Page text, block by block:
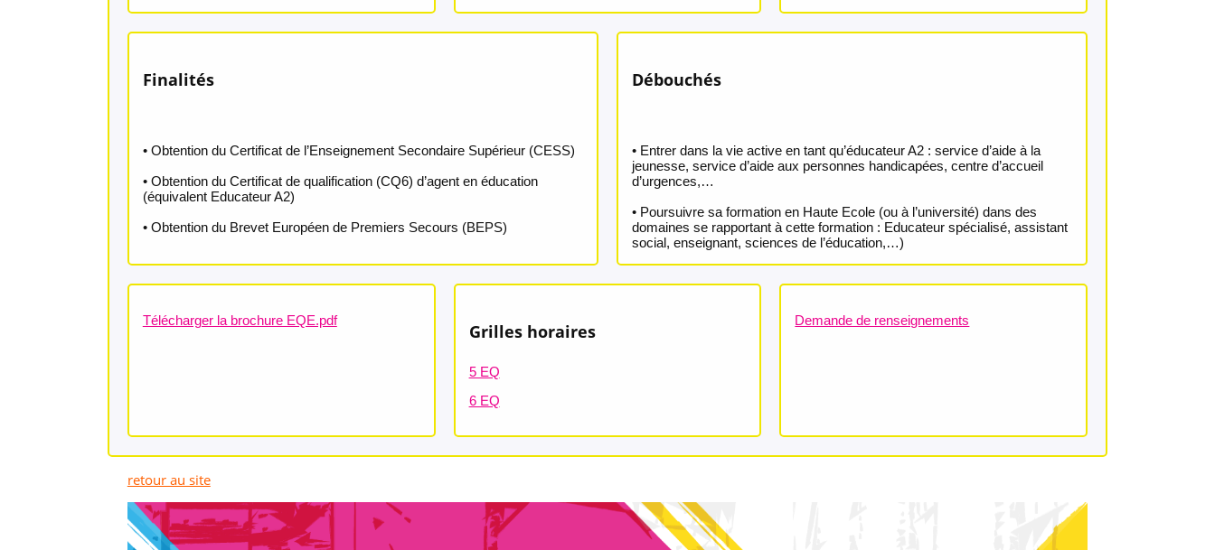
Finalités
• Obtention du Certificat de l’Enseignement Secondaire Supérieur (CESS)
• Obtention du Certificat de qualification (CQ6) d’agent en éducation
(équivalent Educateur A2)
• Obtention du Brevet Européen de Premiers Secours (BEPS)
Débouchés
• Entrer dans la vie active en tant qu’éducateur A2 : service d’aide à la
jeunesse, service d’aide aux personnes handicapées, centre d’accueil
d’urgences,…
• Poursuivre sa formation en Haute Ecole (ou à l’université) dans des
domaines se rapportant à cette formation : Educateur spécialisé, assistant
social, enseignant, sciences de l’éducation,…)
Grilles horaires
5 EQ
6 EQ
Télécharger la brochure EQE.pdf Demande de renseignements
retour au site